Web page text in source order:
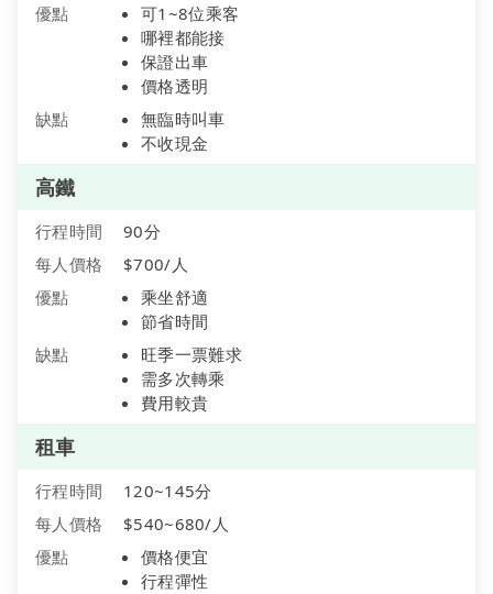
優點
可1~8位乘客
哪裡都能接
保證出車
價格透明
缺點
無臨時叫車
不收現金
高鐵
行程時間
90分
每人價格
$700/人
優點
乘坐舒適
節省時間
缺點
旺季一票難求
需多次轉乘
費用較貴
租車
行程時間
120~145分
每人價格
$540~680/人
優點
價格便宜
行程彈性